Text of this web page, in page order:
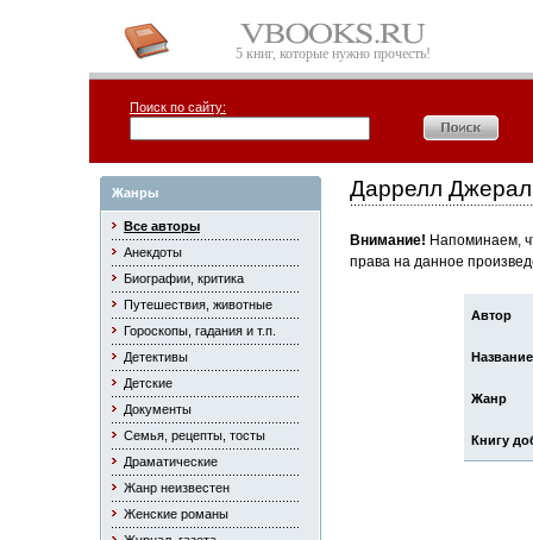
5 книг, которые нужно прочесть!
Поиск по сайту:
Жанры
Все авторы
Анекдоты
Биографии, критика
Путешествия, животные
Гороскопы, гадания и т.п.
Детективы
Детские
Документы
Семья, рецепты, тосты
Драматические
Жанр неизвестен
Женские романы
Даррелл
Внимание! Напоминаем,
права на данное
Автор
Название
Жанр
Книгу